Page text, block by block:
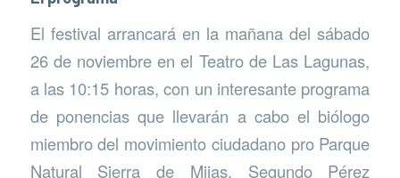
El festival arrancará en la mañana del sábado
26 de noviembre en el Teatro de Las Lagunas,
a las 10:15 horas, con un interesante programa
de ponencias que llevarán a cabo el biólogo
miembro del movimiento ciudadano pro Parque
Natural Sierra de Mijas, Segundo Pérez